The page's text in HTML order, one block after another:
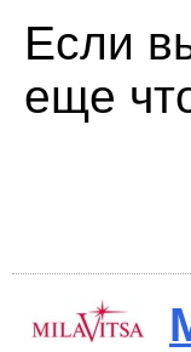
Если
еще